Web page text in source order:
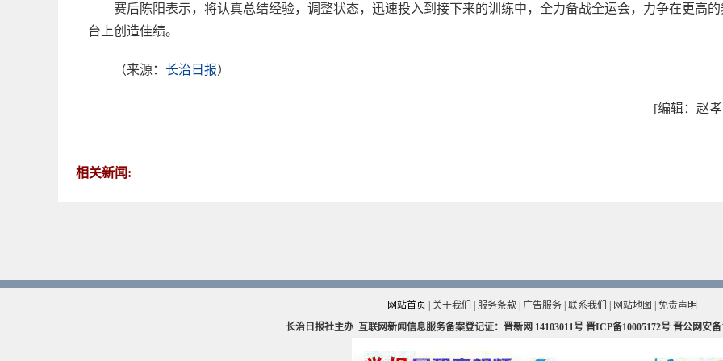
赛后陈阳表示，将认真总结经验，调整状态，迅速投入到接下来的训练中，全力备战全运会，力争在更高的
台上创造佳绩。
（来源： 长治日报）
[编辑：赵
相关新闻:
网站首页 关于我们 服务条款 广告服务 联系我们 网站地图
免责声明
长治日报社主办 互联网新闻信息服务备案登记证：晋新网 14103011号 晋ICP备10005172号 晋公网安备